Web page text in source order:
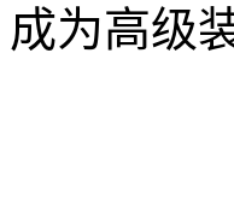
成为高级